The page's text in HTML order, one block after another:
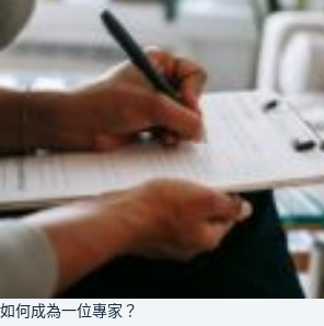
如何成為一位專家？